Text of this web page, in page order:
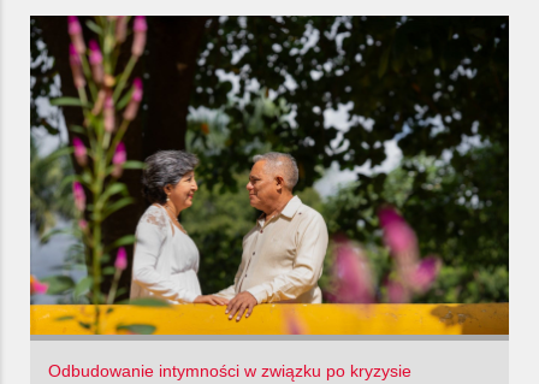
Odbudowanie intymności w związku po kryzysie